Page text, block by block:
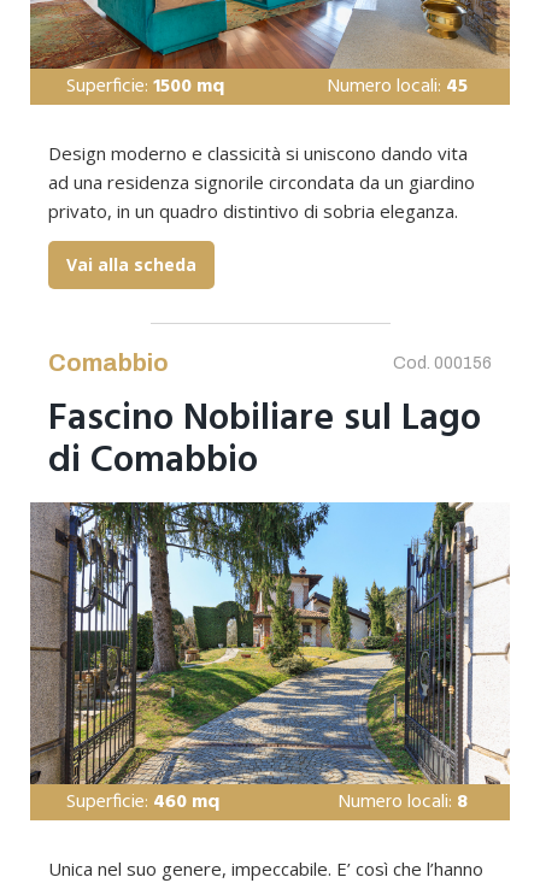
Superficie:1500 mq Numero locali: 45
Design moderno e classicità si uniscono dando vita
ad una residenza signorile circondata da un giardino
privato, in un quadro distintivo di sobria eleganza.
Vai alla scheda
Superficie: 460 mq Numero locali: 8
Comabbio Cod. 000156
Fascino Nobiliare sul Lago
di Comabbio
Unica nel suo genere, impeccabile. E’ così che l’hanno